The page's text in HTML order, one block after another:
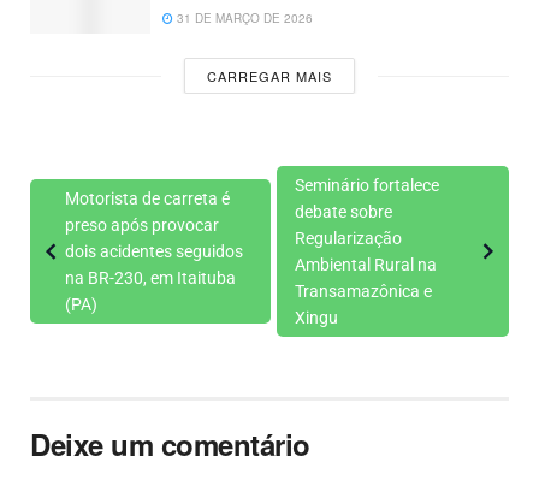
31 DE MARÇO DE 2026
CARREGAR MAIS
Motorista de carreta é
preso após provocar
dois acidentes seguidos
na BR-230, em Itaituba
(PA)
Seminário fortalece
debate sobre
Regularização
Ambiental Rural na
Transamazônica e
Xingu
Deixe um comentário